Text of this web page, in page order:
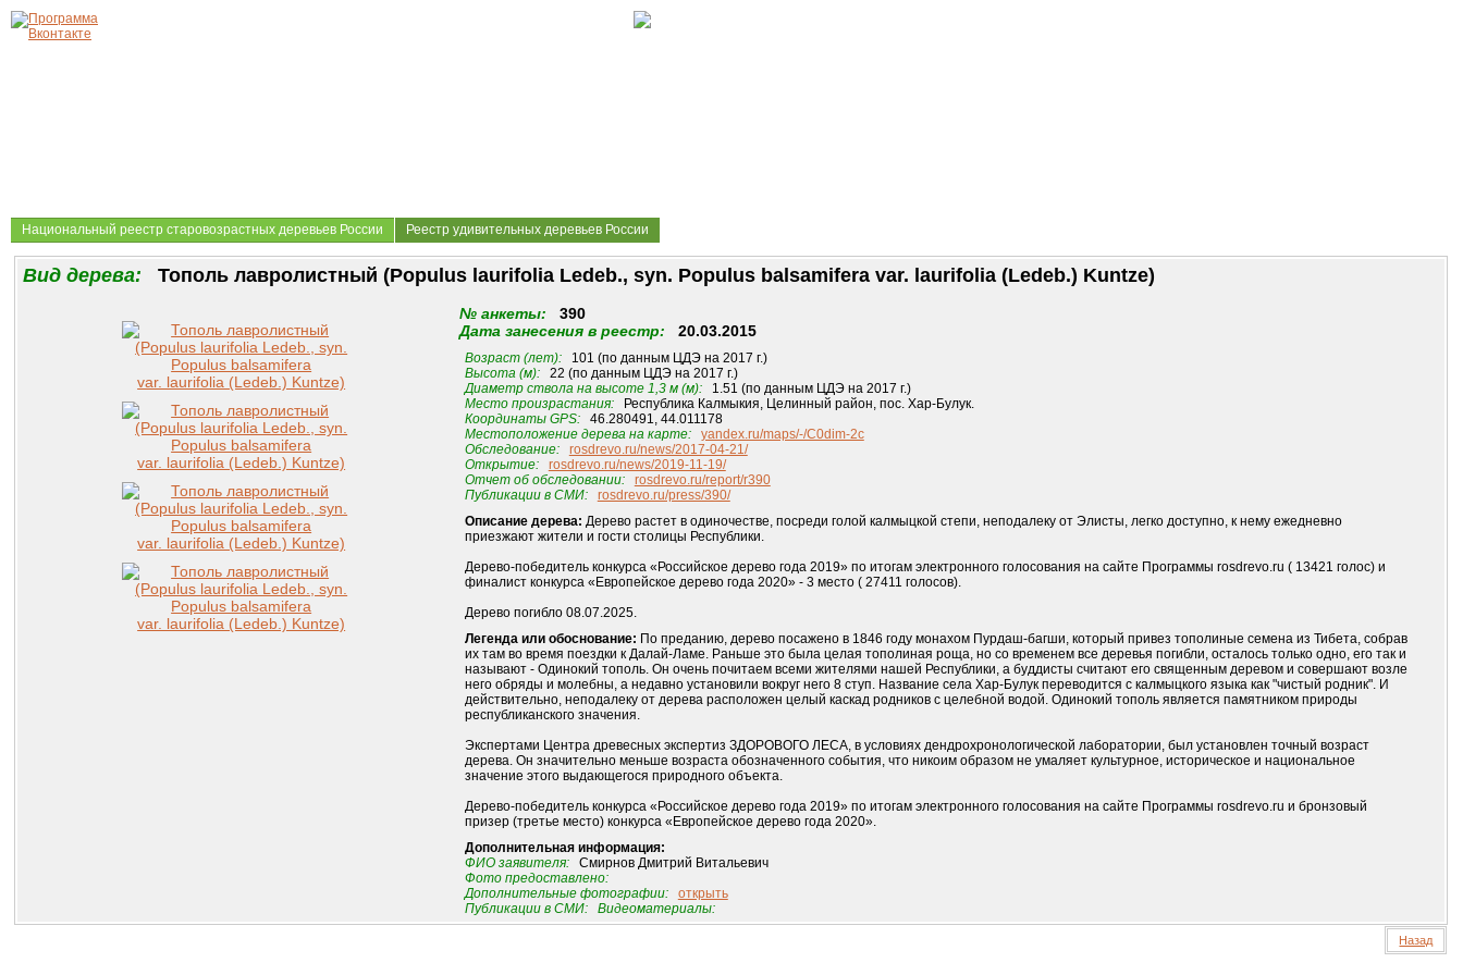
Национальный реестр старовозрастных деревьев России Реестр удивительных деревьев России
Вид дерева: Тополь лавролистный (Populus laurifolia Ledeb., syn. Populus balsamifera var. laurifolia (Ledeb.) Kuntze)
№ анкеты: 390
Дата занесения в реестр: 20.03.2015
Возраст (лет):101 (по данным ЦДЭ на 2017 г.)
Высота (м):22 (по данным ЦДЭ на 2017 г.)
Диаметр ствола на высоте 1,3 м (м):1.51 (по данным ЦДЭ на 2017 г.)
Место произрастания:Республика Калмыкия, Целинный район, пос. Хар-Булук.
Координаты GPS:46.280491, 44.011178
Местоположение дерева на карте:
yandex.ru/maps/-/C0dim-2c
Обследование:
rosdrevo.ru/news/2017-04-21/
Открытие:
rosdrevo.ru/news/2019-11-19/
Отчет об обследовании:
rosdrevo.ru/report/r390
Публикации в СМИ:
rosdrevo.ru/press/390/
Описание дерева: Дерево растет в одиночестве, посреди голой калмыцкой степи, неподалеку от Элисты, легко доступно, к нему ежедневно
приезжают жители и гости столицы Республики.
Дерево-победитель конкурса «Российское дерево года 2019» по итогам электронного голосования на сайте Программы rosdrevo.ru ( 13421 голос) и
финалист конкурса «Европейское дерево года 2020» - 3 место ( 27411 голосов).
Дерево погибло 08.07.2025.
Легенда или обоснование: По преданию, дерево посажено в 1846 году монахом Пурдаш-багши, который привез тополиные семена из Тибета, собрав
их там во время поездки к Далай-Ламе. Раньше это была целая тополиная роща, но со временем все деревья погибли, осталось только одно, его так и
называют - Одинокий тополь. Он очень почитаем всеми жителями нашей Республики, а буддисты считают его священным деревом и совершают возле
него обряды и молебны, а недавно установили вокруг него 8 ступ. Название села Хар-Булук переводится с калмыцкого языка как "чистый родник". И
действительно, неподалеку от дерева расположен целый каскад родников с целебной водой. Одинокий тополь является памятником природы
республиканского значения.
Экспертами Центра древесных экспертиз ЗДОРОВОГО ЛЕСА, в условиях дендрохронологической лаборатории, был установлен точный возраст
дерева. Он значительно меньше возраста обозначенного события, что никоим образом не умаляет культурное, историческое и национальное
значение этого выдающегося природного объекта.
Дерево-победитель конкурса «Российское дерево года 2019» по итогам электронного голосования на сайте Программы rosdrevo.ru и бронзовый
призер (третье место) конкурса «Европейское дерево года 2020».
Дополнительная информация:
ФИО заявителя:Смирнов Дмитрий Витальевич
Фото предоставлено:
Дополнительные фотографии:
открыть
Публикации в СМИ:
Видеоматериалы:
Назад